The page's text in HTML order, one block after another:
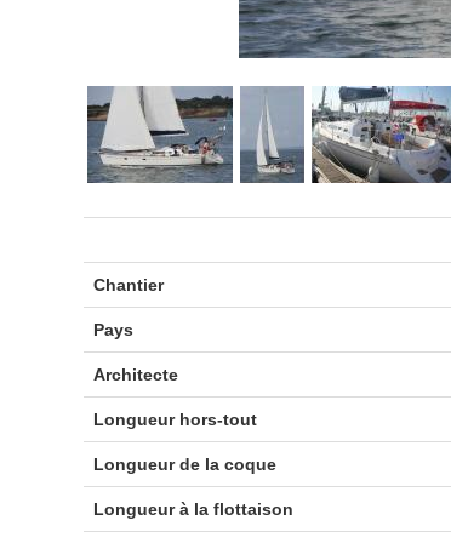
Chantier
Pays
Architecte
Longueur hors-tout
Longueur de la coque
Longueur à la flottaison